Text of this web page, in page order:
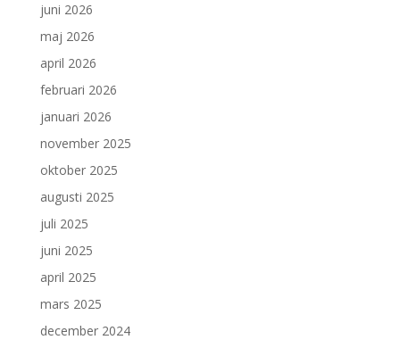
juni 2026
maj 2026
april 2026
februari 2026
januari 2026
november 2025
oktober 2025
augusti 2025
juli 2025
juni 2025
april 2025
mars 2025
december 2024